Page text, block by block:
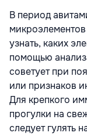
В период
узнать, каких
помощью
советует при
или признаков
Для крепкого
прогулки на
следует гулять